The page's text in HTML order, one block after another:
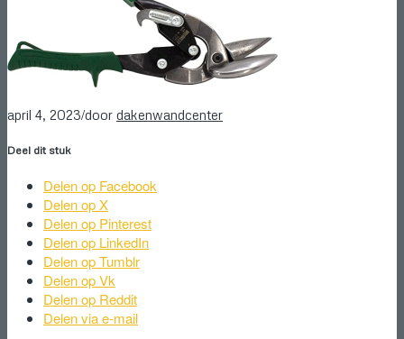
april 4, 2023/door dakenwandcenter
Deel dit stuk
Delen op Facebook
Delen op X
Delen op Pinterest
Delen op LinkedIn
Delen op Tumblr
Delen op Vk
Delen op Reddit
Delen via e-mail